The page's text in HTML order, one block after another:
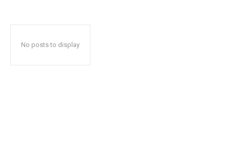
No posts to display